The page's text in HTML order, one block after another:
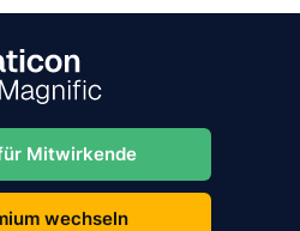
Mitwirkende
wechseln